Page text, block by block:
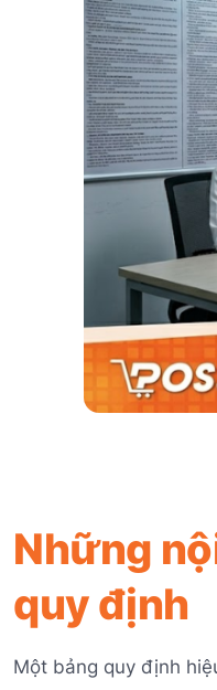
Những
quy định
Một bảng quy định